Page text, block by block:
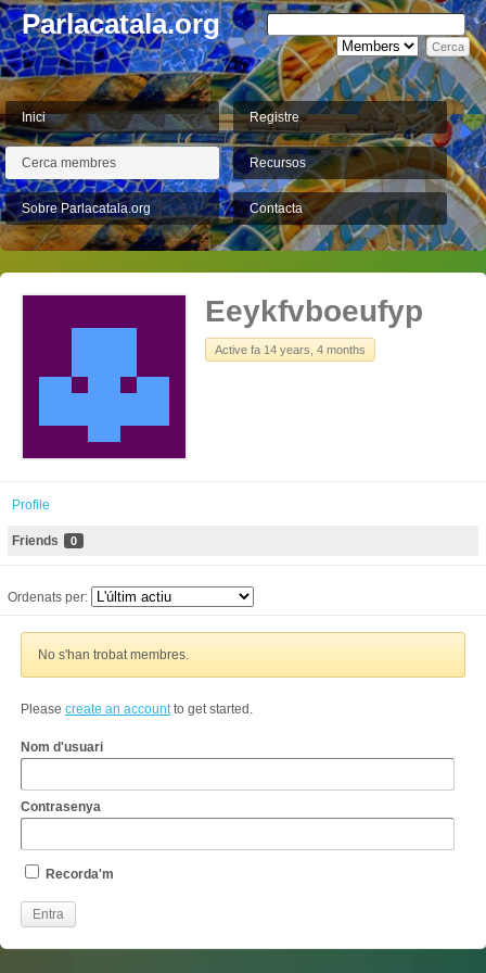
Parlacatala.org
Inici Registre
Cerca membres Recursos
Sobre Parlacatala.org Contacta
Eeykfvboeufyp
Active fa 14 years, 4 months
Profile
Friends 0
Ordenats per:
No s'han trobat membres.
Please create an accountto get started.
Nom d'usuari
Contrasenya
Recorda'm